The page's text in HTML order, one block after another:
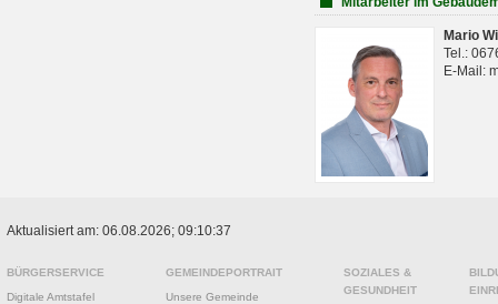
Mario
Tel.:
E-Mail:
Aktualisiert am: 06.08.2026; 09:10:37
BÜRGERSERVICE
Digitale Amtstafel
GEMEINDEPORTRAIT
Unsere Gemeinde
SOZIALES &
GESUNDHEIT